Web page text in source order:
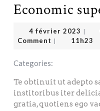
Economic
4 février 2023 |
Comment | 11h23
Categories:
Te obtinuit ut adepto
institoribus iter
gratia, quotiens ego